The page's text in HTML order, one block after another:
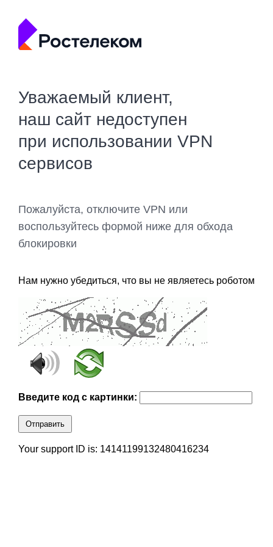
Уважаемый клиент,
наш сайт недоступен
при использовании VPN
сервисов
Пожалуйста, отключите VPN или
воспользуйтесь формой ниже для обхода
блокировки
Нам нужно убедиться, что вы не являетесь роботом
Введите код с картинки:
Отправить
Your support ID is: 14141199132480416234